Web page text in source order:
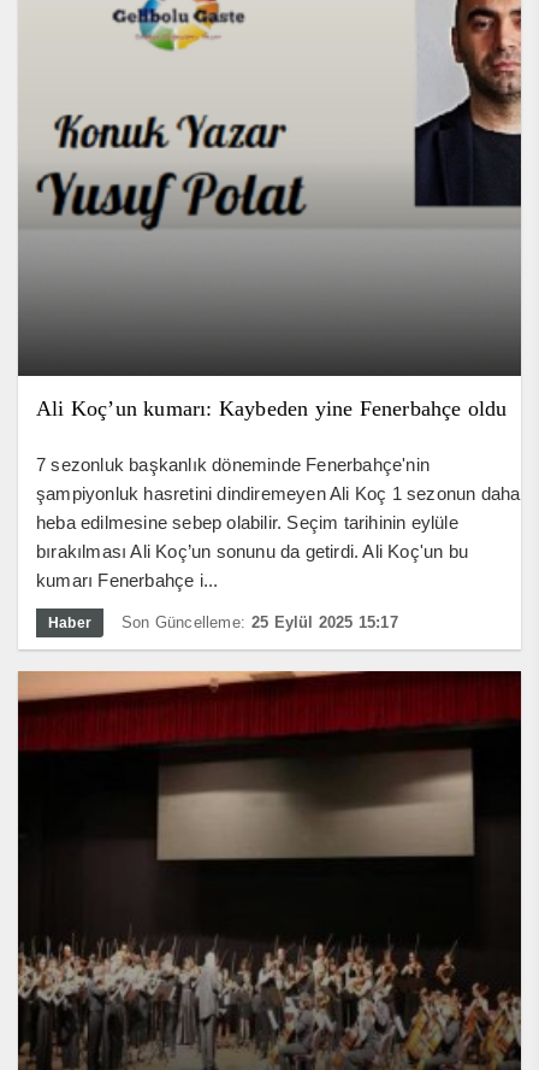
Ali Koç’un kumarı: Kaybeden yine Fenerbahçe oldu
7 sezonluk başkanlık döneminde Fenerbahçe'nin
şampiyonluk hasretini dindiremeyen Ali Koç 1 sezonun daha
heba edilmesine sebep olabilir. Seçim tarihinin eylüle
bırakılması Ali Koç’un sonunu da getirdi. Ali Koç'un bu
kumarı Fenerbahçe i...
Haber Son Güncelleme: 25 Eylül 2025 15:17